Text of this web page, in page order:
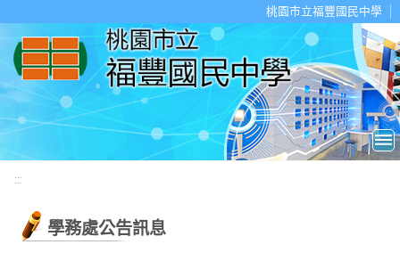
桃園市立福豐國民中學
:::
學務處公告訊息